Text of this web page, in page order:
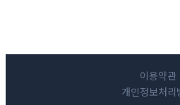
이용약관
개인정보처리